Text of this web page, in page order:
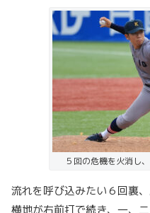
５回の危機を火消し
流れを呼び込みたい６回裏
横地が右前打で続き、一、